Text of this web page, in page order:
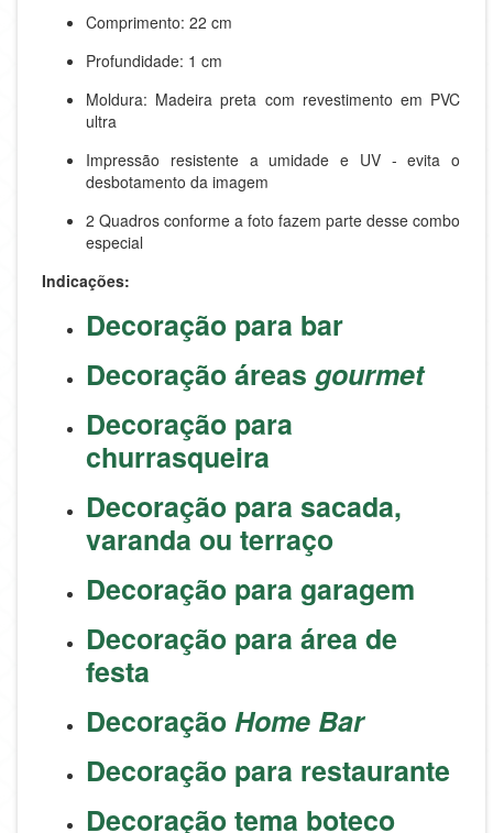
Comprimento: 22 cm
Profundidade: 1 cm
Moldura: Madeira preta com revestimento em PVC
ultra
Impressão resistente a umidade e UV - evita o
desbotamento da imagem
2 Quadros conforme a foto fazem parte desse combo
especial
Indicações:
Decoração para bar
Decoração áreas gourmet
Decoração para
churrasqueira
Decoração para sacada,
varanda ou terraço
Decoração para garagem
Decoração para área de
festa
DecoraçãoHome Bar
Decoração para restaurante
Decoração tema boteco